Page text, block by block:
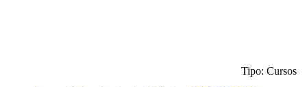
Tipo: Cursos